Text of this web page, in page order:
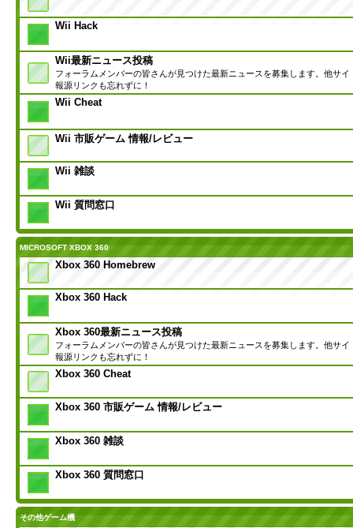
Wii Hack
Wii最新ニュース投稿
フォーラムメンバーの皆さんが見つけた最新ニュースを募集します。他サイ
報源リンクも忘れずに！
Wii Cheat
Wii 市販ゲーム 情報/レビュー
Wii 雑談
Wii 質問窓口
MICROSOFT XBOX 360
Xbox 360 Homebrew
Xbox 360 Hack
Xbox 360最新ニュース投稿
フォーラムメンバーの皆さんが見つけた最新ニュースを募集します。他サイ
報源リンクも忘れずに！
Xbox 360 Cheat
Xbox 360 市販ゲーム 情報/レビュー
Xbox 360 雑談
Xbox 360 質問窓口
その他ゲーム機